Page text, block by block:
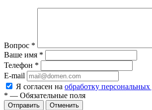
Вопрос *
Ваше имя *
Телефон *
E-mail
Я согласен на обработку
* — Обязательные поля
Отменить